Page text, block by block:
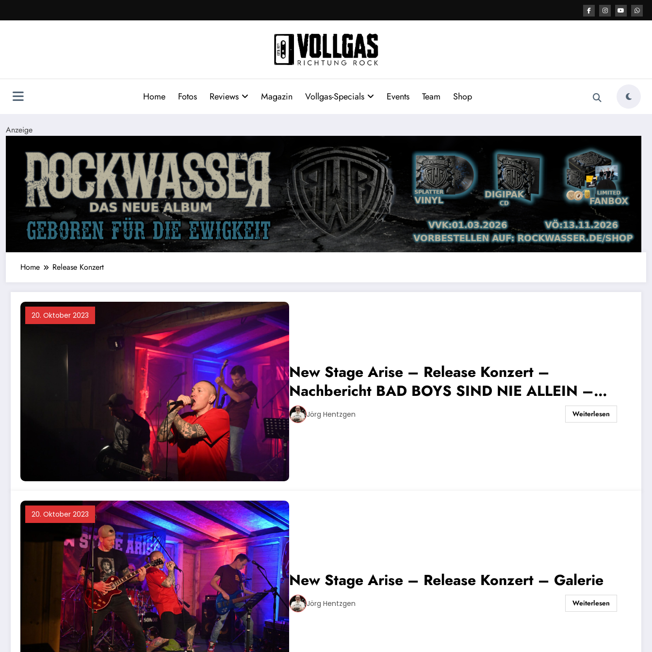
Inhalt
Home Fotos Reviews Magazin Vollgas-Specials Events Team Shop
Anzeige
Home Release Konzert
20. Oktober 2023
New Stage Arise – Release Konzert –
Nachbericht BAD BOYS SIND NIE ALLEIN –
Benzingerode
Jörg Hentzgen Weiterlesen
20. Oktober 2023
New Stage Arise – Release Konzert – Galerie
Jörg Hentzgen Weiterlesen